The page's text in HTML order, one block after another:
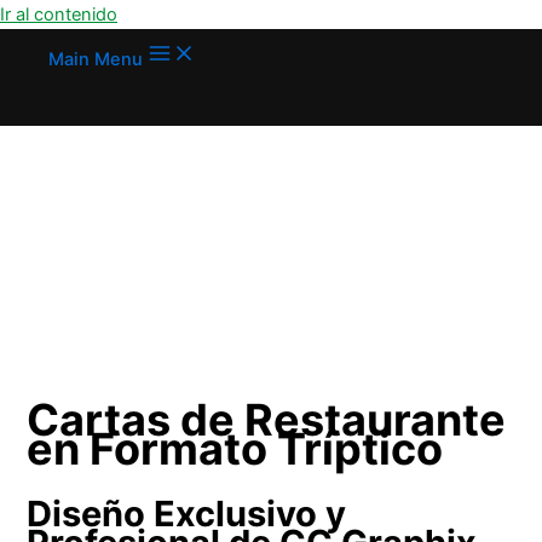
Ir al contenido
Main Menu
Cartas de Restaurante
en Formato Tríptico
Diseño Exclusivo y